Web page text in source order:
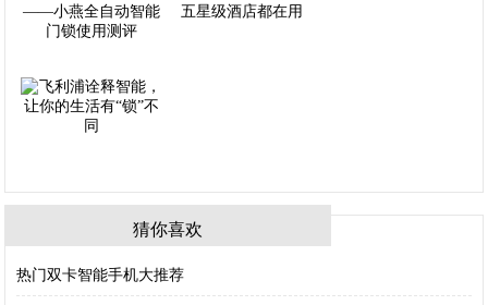
猜你喜欢
热门双卡智能手机大推荐